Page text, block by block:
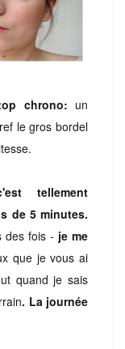
chrono: un
le gros bordel
tellement
de 5 minutes.
fois - je me
que je vous ai
quand je sais
. La journée